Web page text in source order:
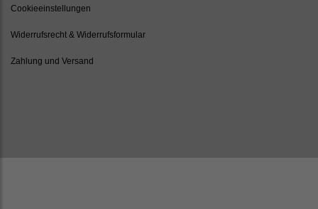
Cookieeinstellungen
Widerrufsrecht & Widerrufsformular
Zahlung und Versand